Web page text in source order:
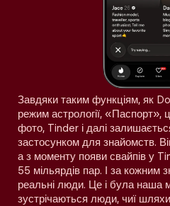
Завдяки таким функціям, як
режим астрології, «Паспорт»,
фото, Tinder і далі
застосунком для знайомств.
а з моменту появи свайпів у
55 мільярдів пар. І за кожним
реальні люди. Це і була наша
зустрічаються люди, чиї